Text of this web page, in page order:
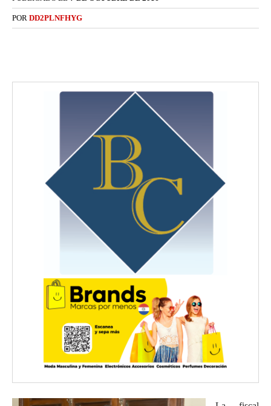
POR DD2PLNFHYG